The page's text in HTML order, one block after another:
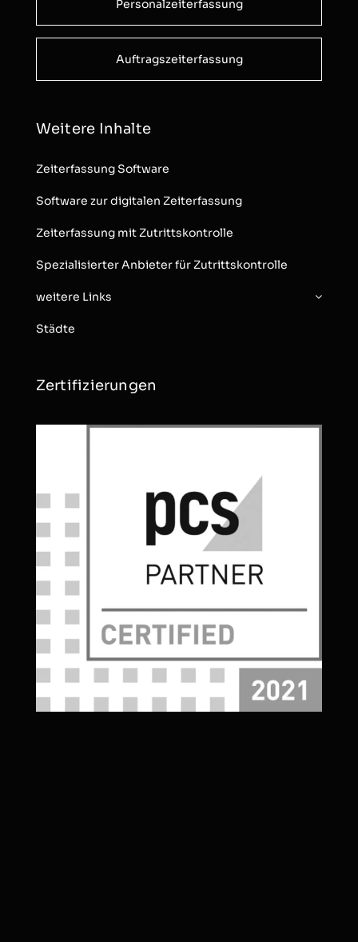
Personalzeiterfassung
Auftragszeiterfassung
Weitere Inhalte
Zeiterfassung Software
Software zur digitalen Zeiterfassung
Zeiterfassung mit Zutrittskontrolle
Spezialisierter Anbieter für Zutrittskontrolle
weitere Links
Städte
Zertifizierungen